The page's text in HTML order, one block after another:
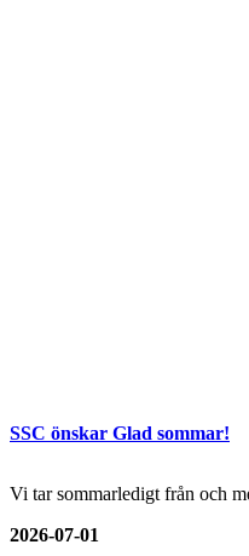
SSC önskar Glad sommar!
Vi tar sommarledigt från och
2026-07-01